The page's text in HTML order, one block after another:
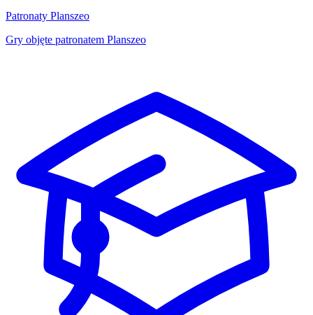
Patronaty Planszeo
Gry objęte patronatem Planszeo